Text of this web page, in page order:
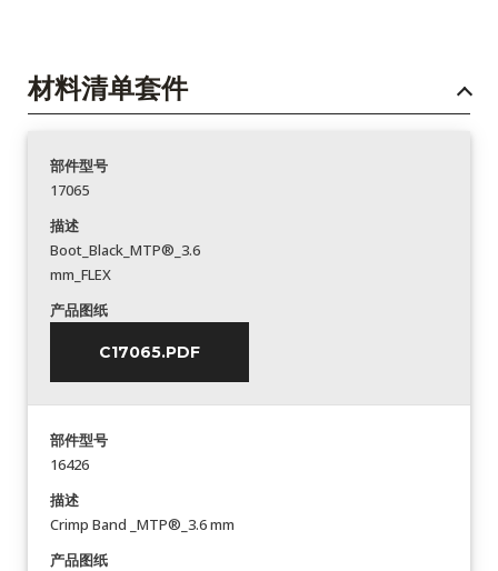
材料清单套件
部件型号
17065
描述
Boot_Black_MTP®_3.6
mm_FLEX
产品图纸
C17065.PDF
部件型号
16426
描述
Crimp Band _MTP®_3.6 mm
产品图纸